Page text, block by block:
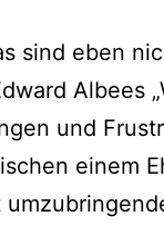
sind eben
Albees
und
einem